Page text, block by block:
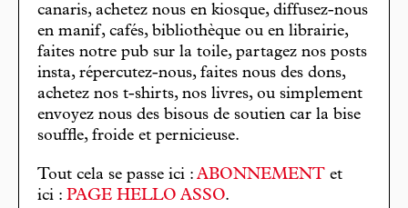
canaris, achetez nous en kiosque, diffusez-nous
en manif, cafés, bibliothèque ou en librairie,
faites notre pub sur la toile, partagez nos posts
insta, répercutez-nous, faites nous des dons,
achetez nos t-shirts, nos livres, ou simplement
envoyez nous des bisous de soutien car la bise
souffle, froide et pernicieuse.
Tout cela se passe ici : ABONNEMENT et
ici : PAGE HELLO ASSO.